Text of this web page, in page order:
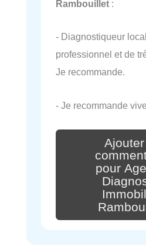
Rambouillet :
- Diagnostiqueur
professionnel et de
Je recommande.
- Je recommande
pour